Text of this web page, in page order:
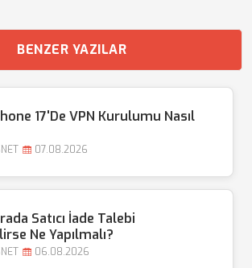
BENZER YAZILAR
17'de VPN Kurulumu Nasıl
07.08.2026
Satıcı İade Talebi
Ne Yapılmalı?
06.08.2026